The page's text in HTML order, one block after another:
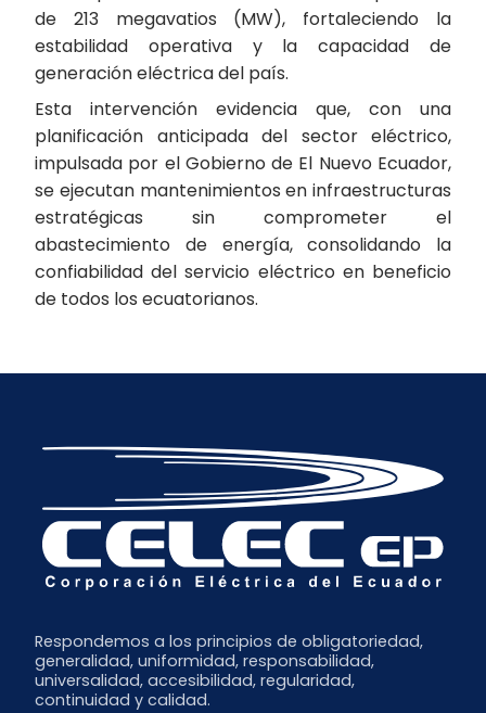
de 213 megavatios (MW), fortaleciendo la
estabilidad operativa y la capacidad de
generación eléctrica del país.
Esta intervención evidencia que, con una
planificación anticipada del sector eléctrico,
impulsada por el Gobierno de El Nuevo Ecuador,
se ejecutan mantenimientos en infraestructuras
estratégicas sin comprometer el
abastecimiento de energía, consolidando la
confiabilidad del servicio eléctrico en beneficio
de todos los ecuatorianos.
Respondemos a los principios de obligatoriedad,
generalidad, uniformidad, responsabilidad,
universalidad, accesibilidad, regularidad,
continuidad y calidad.